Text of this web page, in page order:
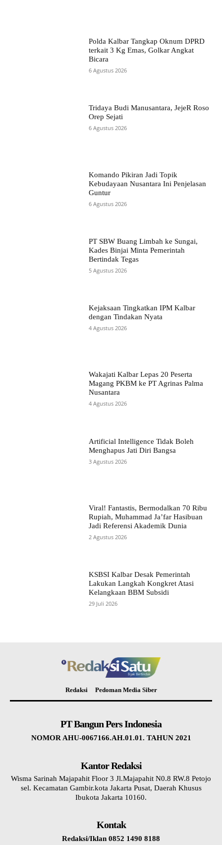
Polda Kalbar Tangkap Oknum DPRD
terkait 3 Kg Emas, Golkar Angkat
Bicara
6 Agustus 2026
Tridaya Budi Manusantara, JejeR Roso
Orep Sejati
6 Agustus 2026
Komando Pikiran Jadi Topik
Kebudayaan Nusantara Ini Penjelasan
Guntur
6 Agustus 2026
PT SBW Buang Limbah ke Sungai,
Kades Binjai Minta Pemerintah
Bertindak Tegas
5 Agustus 2026
Kejaksaan Tingkatkan IPM Kalbar
dengan Tindakan Nyata
4 Agustus 2026
Wakajati Kalbar Lepas 20 Peserta
Magang PKBM ke PT Agrinas Palma
Nusantara
4 Agustus 2026
Artificial Intelligence Tidak Boleh
Menghapus Jati Diri Bangsa
3 Agustus 2026
Viral! Fantastis, Bermodalkan 70 Ribu
Rupiah, Muhammad Ja’far Hasibuan
Jadi Referensi Akademik Dunia
2 Agustus 2026
KSBSI Kalbar Desak Pemerintah
Lakukan Langkah Kongkret Atasi
Kelangkaan BBM Subsidi
29 Juli 2026
Redaksi Pedoman Media Siber
PT Bangun Pers Indonesia
NOMOR AHU-0067166.AH.01.01. TAHUN 2021
Kantor Redaksi
Wisma Sarinah Majapahit Floor 3 Jl.Majapahit N0.8 RW.8 Petojo
sel. Kecamatan Gambir.kota Jakarta Pusat, Daerah Khusus
Ibukota Jakarta 10160.
Kontak
Redaksi/Iklan 0852 1490 8188